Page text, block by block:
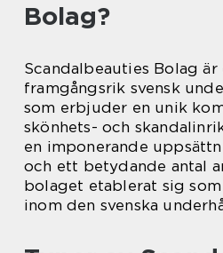
Bolag?
Scandalbeauties Bolag
framgångsrik svensk
som erbjuder en unik
skönhets- och
en imponerande
och ett betydande antal
bolaget etablerat sig
inom den svenska